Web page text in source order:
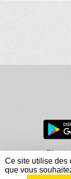
Informations
Ce site utilise des
que vous